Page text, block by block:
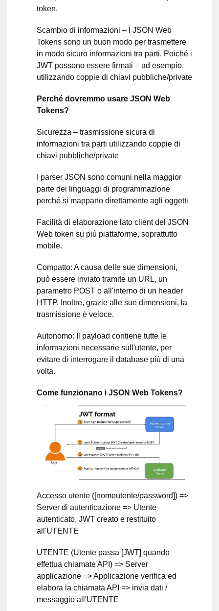
token.
Scambio di informazioni – I JSON Web
Tokens sono un buon modo per trasmettere
in modo sicuro informazioni tra parti. Poiché i
JWT possono essere firmati – ad esempio,
utilizzando coppie di chiavi pubbliche/private
Perché dovremmo usare JSON Web
Tokens?
Sicurezza – trasmissione sicura di
informazioni tra parti utilizzando coppie di
chiavi pubbliche/private
I parser JSON sono comuni nella maggior
parte dei linguaggi di programmazione
perché si mappano direttamente agli oggetti
Facilità di elaborazione lato client del JSON
Web token su più piattaforme, soprattutto
mobile.
Compatto: A causa delle sue dimensioni,
può essere inviato tramite un URL, un
parametro POST o all'interno di un header
HTTP. Inoltre, grazie alle sue dimensioni, la
trasmissione è veloce.
Autonomo: Il payload contiene tutte le
informazioni necessarie sull'utente, per
evitare di interrogare il database più di una
volta.
Come funzionano i JSON Web Tokens?
Accesso utente ([nomeutente/password]) =>
Server di autenticazione => Utente
autenticato, JWT creato e restituito
all'UTENTE
UTENTE (Utente passa [JWT] quando
effettua chiamate API) => Server
applicazione => Applicazione verifica ed
elabora la chiamata API => invia dati /
messaggio all'UTENTE